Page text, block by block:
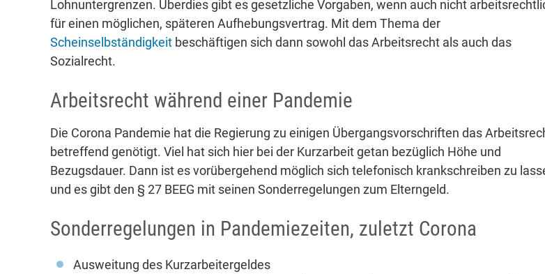
Lohnuntergrenzen. Überdies gibt es gesetzliche Vorgaben, wenn auch nicht
für einen möglichen, späteren Aufhebungsvertrag. Mit dem Thema der
Scheinselbständigkeit beschäftigen sich dann sowohl das Arbeitsrecht als auch das
Sozialrecht.
Arbeitsrecht während einer Pandemie
Die Corona Pandemie hat die Regierung zu einigen Übergangsvorschriften das
betreffend genötigt. Viel hat sich hier bei der Kurzarbeit getan bezüglich Höhe und
Bezugsdauer. Dann ist es vorübergehend möglich sich telefonisch krankschreiben zu
und es gibt den § 27 BEEG mit seinen Sonderregelungen zum Elterngeld.
Sonderregelungen in Pandemiezeiten, zuletzt Corona
Ausweitung des Kurzarbeitergeldes